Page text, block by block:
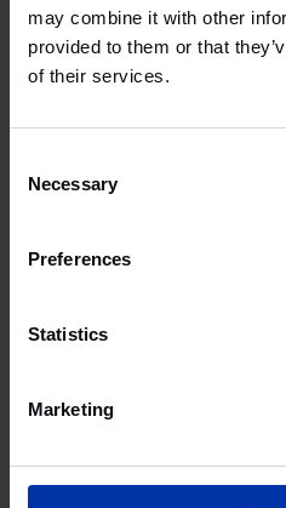
may combine it with other
provided to them or that
of their services.
Selection
Necessary
Preferences
Statistics
Marketing
CHIMIE &
Oxford
At the